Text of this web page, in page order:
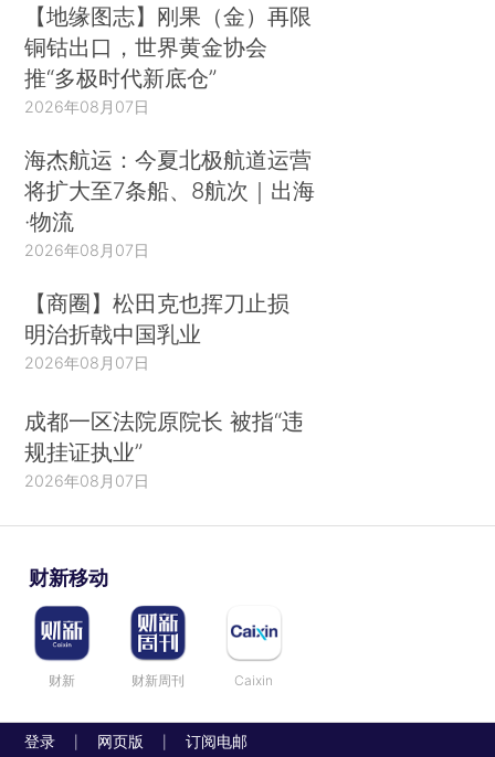
【地缘图志】刚果（金）再限
铜钴出口，世界黄金协会
推“多极时代新底仓”
2026年08月07日
海杰航运：今夏北极航道运营
将扩大至7条船、8航次｜出海
·物流
2026年08月07日
【商圈】松田克也挥刀止损
明治折戟中国乳业
2026年08月07日
成都一区法院原院长 被指“违
规挂证执业”
2026年08月07日
财新移动
财新 财新周刊 Caixin
登录 网页版 订阅电邮